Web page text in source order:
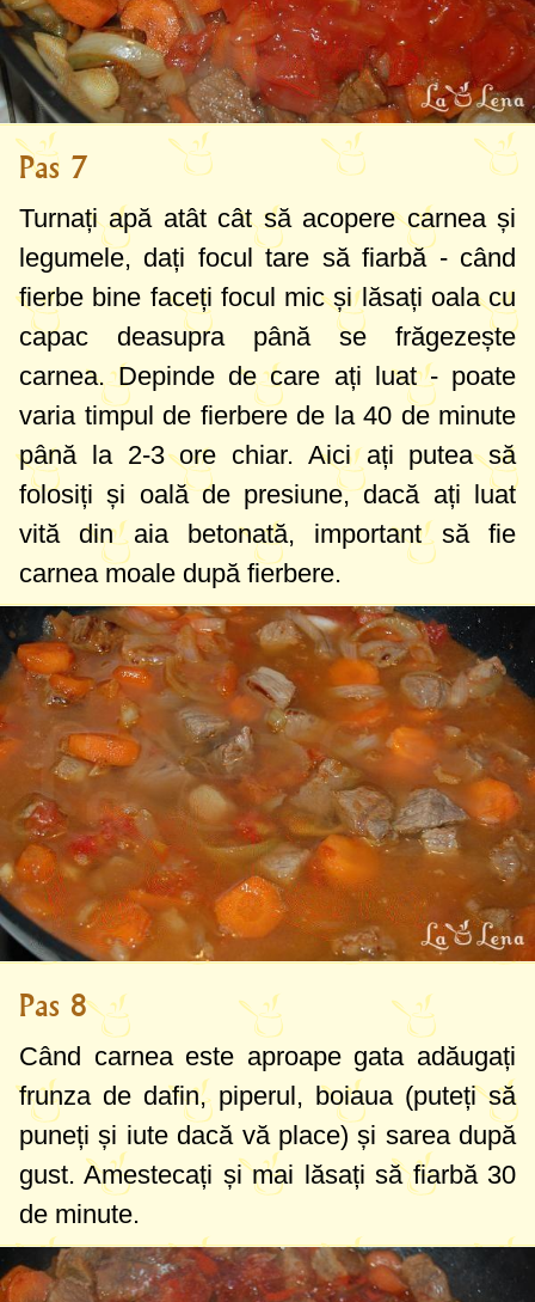
Pas 7
Turnați apă atât cât să acopere carnea și
legumele, dați focul tare să fiarbă - când
fierbe bine faceți focul mic și lăsați oala cu
capac deasupra până se frăgezește
carnea. Depinde de care ați luat - poate
varia timpul de fierbere de la 40 de minute
până la 2-3 ore chiar. Aici ați putea să
folosiți și oală de presiune, dacă ați luat
vită din aia betonată, important să fie
carnea moale după fierbere.
Pas 8
Când carnea este aproape gata adăugați
frunza de dafin, piperul, boiaua (puteți să
puneți și iute dacă vă place) și sarea după
gust. Amestecați și mai lăsați să fiarbă 30
de minute.